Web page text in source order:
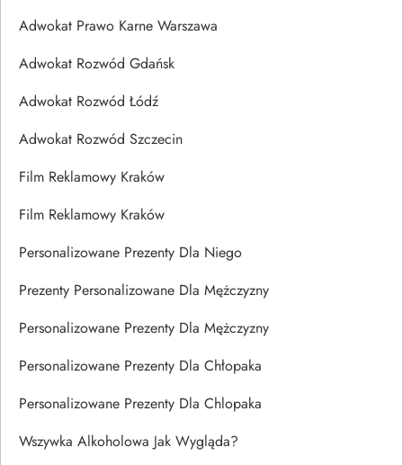
Adwokat Prawo Karne Warszawa
Adwokat Rozwód Gdańsk
Adwokat Rozwód Łódź
Adwokat Rozwód Szczecin
Film Reklamowy Kraków
Film Reklamowy Kraków
Personalizowane Prezenty Dla Niego
Prezenty Personalizowane Dla Mężczyzny
Personalizowane Prezenty Dla Mężczyzny
Personalizowane Prezenty Dla Chłopaka
Personalizowane Prezenty Dla Chlopaka
Wszywka Alkoholowa Jak Wygląda?